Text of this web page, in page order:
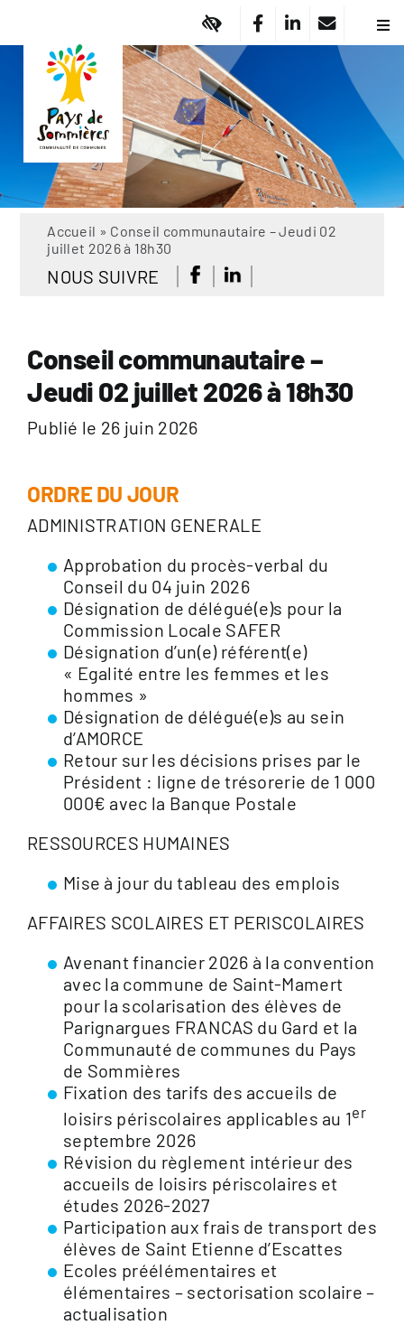
contenu
à
Accueil » Conseil communautaire – Jeudi 02
juillet 2026 à 18h30
NOUS SUIVRE
Conseil communautaire –
Jeudi 02 juillet 2026 à 18h30
Publié le 26 juin 2026
ORDRE DU JOUR
ADMINISTRATION GENERALE
Approbation du procès-verbal du
Conseil du 04 juin 2026
Désignation de délégué(e)s pour la
Commission Locale SAFER
Désignation d’un(e) référent(e)
« Egalité entre les femmes et les
hommes »
Désignation de délégué(e)s au sein
d’AMORCE
Retour sur les décisions prises par le
Président : ligne de trésorerie de 1 000
000€ avec la Banque Postale
RESSOURCES HUMAINES
Mise à jour du tableau des emplois
AFFAIRES SCOLAIRES ET PERISCOLAIRES
Avenant financier 2026 à la convention
avec la commune de Saint-Mamert
pour la scolarisation des élèves de
Parignargues FRANCAS du Gard et la
Communauté de communes du Pays
de Sommières
Fixation des tarifs des accueils de
loisirs périscolaires applicables au 1er
septembre 2026
Révision du règlement intérieur des
accueils de loisirs périscolaires et
études 2026-2027
Participation aux frais de transport des
élèves de Saint Etienne d’Escattes
Ecoles préélémentaires et
élémentaires – sectorisation scolaire –
actualisation